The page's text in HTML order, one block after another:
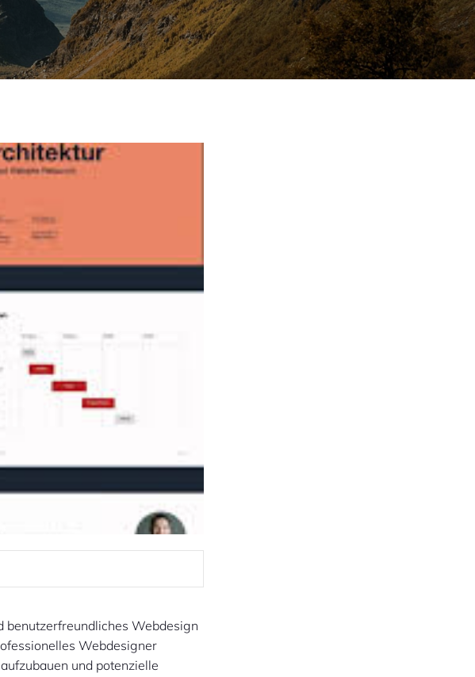
benutzerfreundliches Webdesign
Webdesigner
und potenzielle